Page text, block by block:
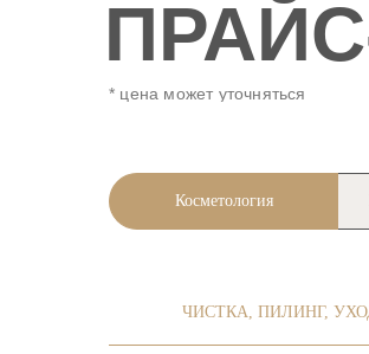
* цена может уточняться
Косметология
ЧИСТКА, ПИЛИНГ,